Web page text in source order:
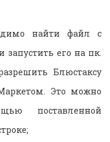
найти файл с
его на пк.
Блюстаксу
Это можно
поставленной